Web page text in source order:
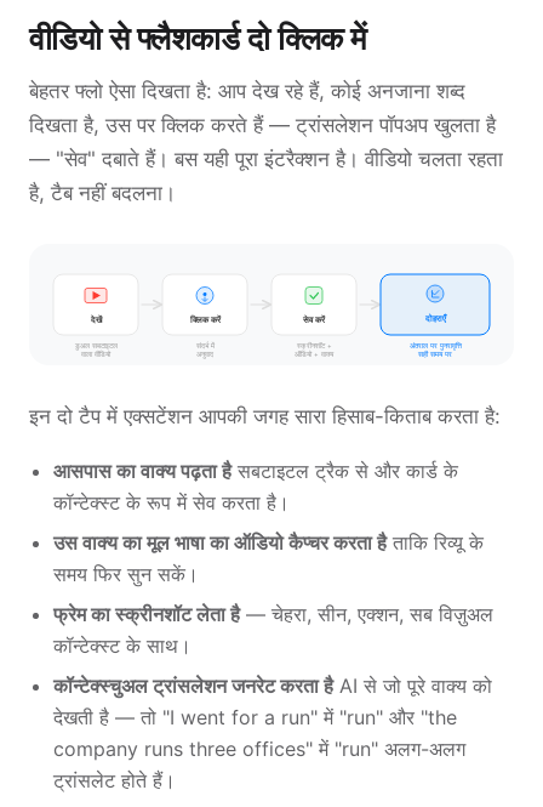
वीडियो से फ्लैशकार्ड दो क्लिक में
बेहतर फ्लो ऐसा दिखता है: आप देख रहे हैं, कोई अनजाना शब्द
दिखता है, उस पर क्लिक करते हैं — ट्रांसलेशन पॉपअप खुलता है
— "सेव" दबाते हैं। बस यही पूरा इंटरैक्शन है। वीडियो चलता रहता
है, टैब नहीं बदलना।
देखें क्लिक करें सेव करें दोहराएँ
डुअल सबटाइटल
वाला वीडियो
संदर्भ में
अनुवाद
स्क्रीनशॉट +
ऑडियो + वाक्य
अंतराल पर पुनरावृत्ति
सही समय पर
इन दो टैप में एक्सटेंशन आपकी जगह सारा हिसाब-किताब करता है:
आसपास का वाक्य पढ़ता हैसबटाइटल ट्रैक से और कार्ड के
कॉन्टेक्स्ट के रूप में सेव करता है।
उस वाक्य का मूल भाषा का ऑडियो कैप्चर करता हैताकि रिव्यू के
समय फिर सुन सकें।
फ्रेम का स्क्रीनशॉट लेता है— चेहरा, सीन, एक्शन, सब विज़ुअल
कॉन्टेक्स्ट के साथ।
कॉन्टेक्स्चुअल ट्रांसलेशन जनरेट करता हैAI से जो पूरे वाक्य को
देखती है — तो "I went for a run" में "run" और "the
company runs three offices" में "run" अलग-अलग
ट्रांसलेट होते हैं।